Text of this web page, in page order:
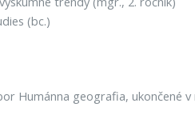
(bc.)
Humánna geografia, ukončené v